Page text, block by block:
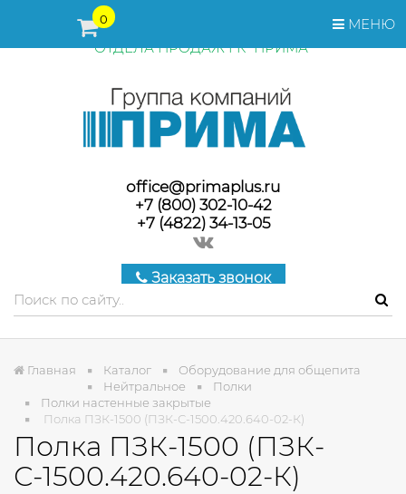
МЕНЮ
0
ПЕРЕД ОФОРМЛЕНИЕМ ЗАКАЗА, СТОИМОСТЬ И СРОКИ
ПОСТАВКИ ТОВАРА УТОЧНЯЙТЕ У МЕНЕДЖЕРОВ
ОТДЕЛА ПРОДАЖ ГК "ПРИМА"
office@primaplus.ru
+7 (800) 302-10-42
+7 (4822) 34-13-05
Заказать звонок
Главная Каталог
Оборудование для общепита
Нейтральное
Полки
Полки настенные закрытые
Полка ПЗК-1500 (ПЗК-С-1500.420.640-02-К)
Полка ПЗК-1500 (ПЗК-
С-1500.420.640-02-К)